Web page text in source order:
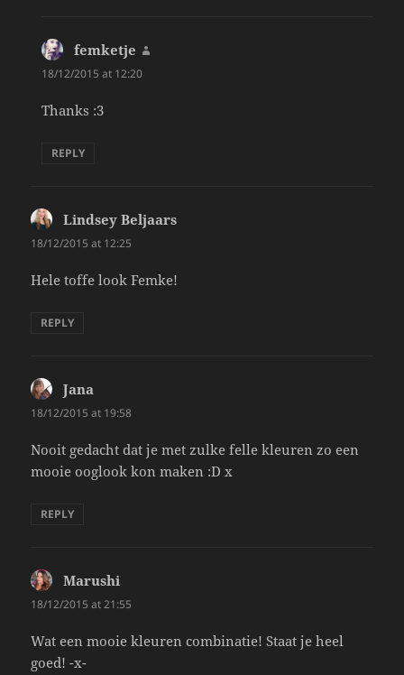
femketje
18/12/2015 at 12:20
Thanks :3
REPLY
Lindsey Beljaars
18/12/2015 at 12:25
Hele toffe look Femke!
REPLY
Jana
18/12/2015 at 19:58
Nooit gedacht dat je met zulke felle kleuren zo een
mooie ooglook kon maken :D x
REPLY
Marushi
18/12/2015 at 21:55
Wat een mooie kleuren combinatie! Staat je heel
goed! -x-